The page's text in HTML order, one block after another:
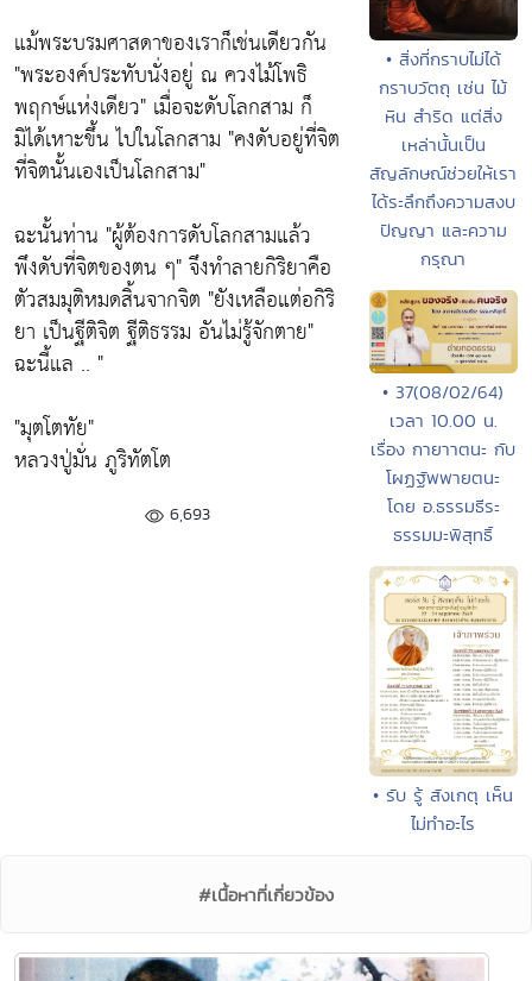
แม้พระบรมศาสดาของเราก็เช่นเดียวกัน
"พระองค์ประทับนั่งอยู่ ณ ควงไม้โพธิ
พฤกษ์แห่งเดียว" เมื่อจะดับโลกสาม ก็
มิได้เหาะขึ้น ไปในโลกสาม "คงดับอยู่ที่จิต
ที่จิตนั้นเองเป็นโลกสาม"
ฉะนั้นท่าน "ผู้ต้องการดับโลกสามแล้ว
พึงดับที่จิตของตน ๆ" จึงทำลายกิริยาคือ
ตัวสมมุติหมดสิ้นจากจิต "ยังเหลือแต่อกิริ
ยา เป็นฐีติจิต ฐีติธรรม อันไม่รู้จักตาย"
ฉะนี้แล .. "
"มุตโตทัย"
หลวงปู่มั่น ภูริทัตโต
6,693
• สิ่งที่กราบไม่ได้
กราบวัตถุ เช่น ไม้
หิน สำริด แต่สิ่ง
เหล่านั้นเป็น
สัญลักษณ์ช่วยให้เรา
ได้ระลึกถึงความสงบ
ปัญญา และความ
กรุณา
• 37(08/02/64)
เวลา 10.00 น.
เรื่อง กายาาตนะ กับ
โผฏฐัพพายตนะ
โดย อ.ธรรมธีระ
ธรรมมะพิสุทธิ์
• รับ รู้ สังเกตุ เห็น
ไม่ทำอะไร
#เนื้อหาที่เกี่ยวข้อง